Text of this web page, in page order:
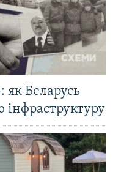
як Беларусь
інфраструктуру